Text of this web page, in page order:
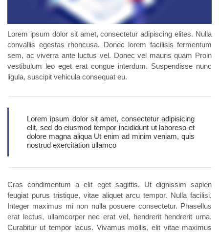
Lorem ipsum dolor sit amet, consectetur adipiscing elites. Nulla
convallis egestas rhoncusa. Donec lorem facilisis fermentum
sem, ac viverra ante luctus vel. Donec vel mauris quam Proin
vestibulum leo eget erat congue interdum. Suspendisse nunc
ligula, suscipit vehicula consequat eu.
Lorem ipsum dolor sit amet, consectetur adipisicing
elit, sed do eiusmod tempor incididunt ut laboreso et
dolore magna aliqua Ut enim ad minim veniam, quis
nostrud exercitation ullamco
Cras condimentum a elit eget sagittis. Ut dignissim sapien
feugiat purus tristique, vitae aliquet arcu tempor. Nulla facilisi.
Integer maximus mi non nulla posuere consectetur. Phasellus
erat lectus, ullamcorper nec erat vel, hendrerit hendrerit urna.
Curabitur ut tempor lacus. Vivamus mollis, elit vitae maximus